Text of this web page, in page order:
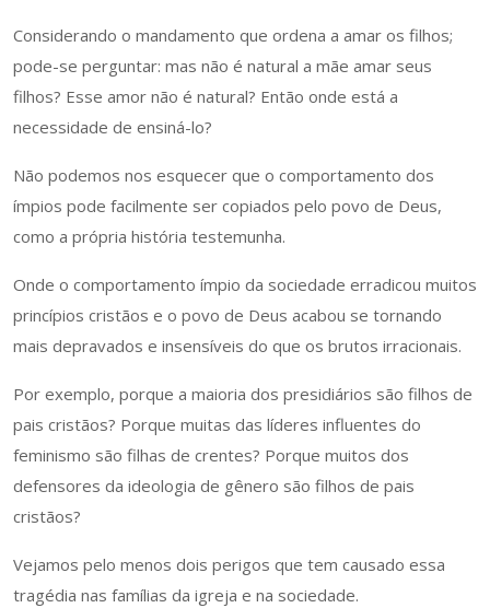
Considerando o mandamento que ordena a amar os filhos;
pode-se perguntar: mas não é natural a mãe amar seus
filhos? Esse amor não é natural? Então onde está a
necessidade de ensiná-lo?
Não podemos nos esquecer que o comportamento dos
ímpios pode facilmente ser copiados pelo povo de Deus,
como a própria história testemunha.
Onde o comportamento ímpio da sociedade erradicou muitos
princípios cristãos e o povo de Deus acabou se tornando
mais depravados e insensíveis do que os brutos irracionais.
Por exemplo, porque a maioria dos presidiários são filhos de
pais cristãos? Porque muitas das líderes influentes do
feminismo são filhas de crentes? Porque muitos dos
defensores da ideologia de gênero são filhos de pais
cristãos?
Vejamos pelo menos dois perigos que tem causado essa
tragédia nas famílias da igreja e na sociedade.